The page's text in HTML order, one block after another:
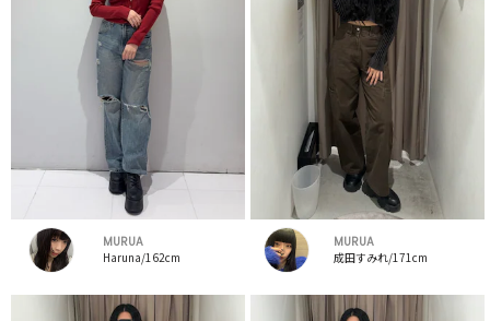
MURUA
Haruna/162cm
MURUA
成田すみれ/171cm